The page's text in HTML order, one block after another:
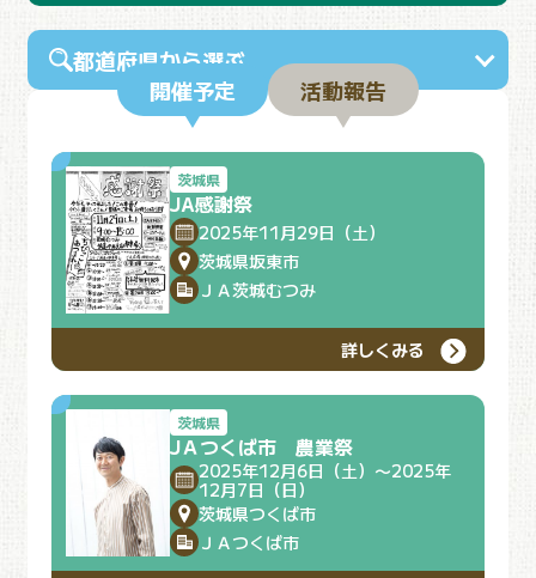
都道府県から選ぶ
開催予定
活動報告
茨城県
JA感謝祭
2025年11月29日（土）
茨城県坂東市
ＪＡ茨城むつみ
詳しくみる
茨城県
JＡつくば市 農業祭
2025年12月6日（土）〜2025年
12月7日（日）
茨城県つくば市
ＪＡつくば市